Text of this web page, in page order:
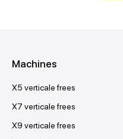
Machines
X5 verticale frees
X7 verticale frees
X9 verticale frees